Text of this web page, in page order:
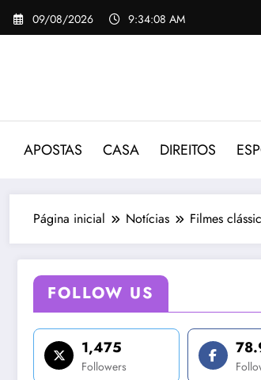
Pular
para
09/08/2026 9:34:10 AM
APOSTAS CASA DIREITOS
Página inicial Notícias Filmes
FOLLOW US
1,475
Followers